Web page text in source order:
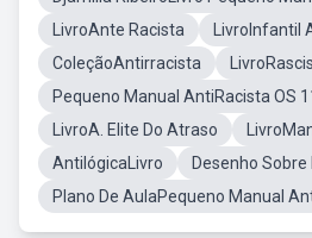
LivroAnte Racista
LivroInfantil
ColeçãoAntirracista
Pequeno Manual AntiRacista OS
LivroA. Elite Do Atraso
AntilógicaLivro
Desenho
Plano De AulaPequeno Manual